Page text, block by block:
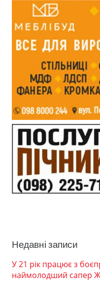
Недавні записи
У 21 рік працює з
наймолодший сапер